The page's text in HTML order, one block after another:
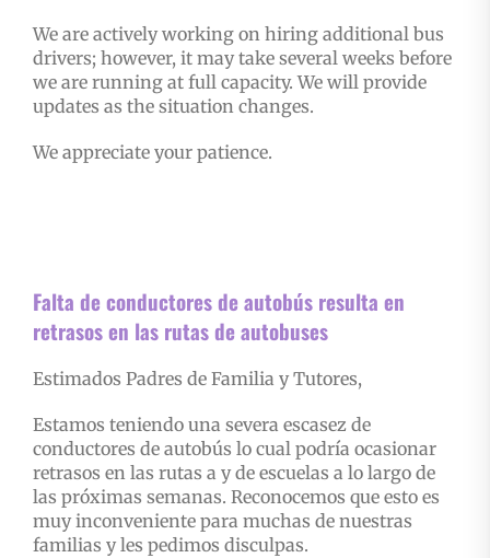
We are actively working on hiring additional bus
drivers; however, it may take several weeks before
we are running at full capacity. We will provide
updates as the situation changes.
We appreciate your patience.
Falta de conductores de autobús resulta en
retrasos en las rutas de autobuses
Estimados Padres de Familia y Tutores,
Estamos teniendo una severa escasez de
conductores de autobús lo cual podría ocasionar
retrasos en las rutas a y de escuelas a lo largo de
las próximas semanas. Reconocemos que esto es
muyinconveniente para muchas de nuestras
familias y les pedimos disculpas.